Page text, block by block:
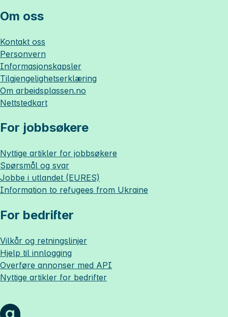
Om oss
Kontakt oss
Personvern
Informasjonskapsler
Tilgjengelighetserklæring
Om arbeidsplassen.no
Nettstedkart
For jobbsøkere
Nyttige artikler for jobbsøkere
Spørsmål og svar
Jobbe i utlandet (EURES)
Information to refugees from Ukraine
For bedrifter
Vilkår og retningslinjer
Hjelp til innlogging
Overføre annonser med API
Nyttige artikler for bedrifter